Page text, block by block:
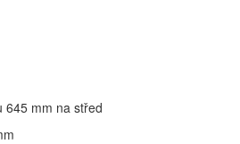
na střed